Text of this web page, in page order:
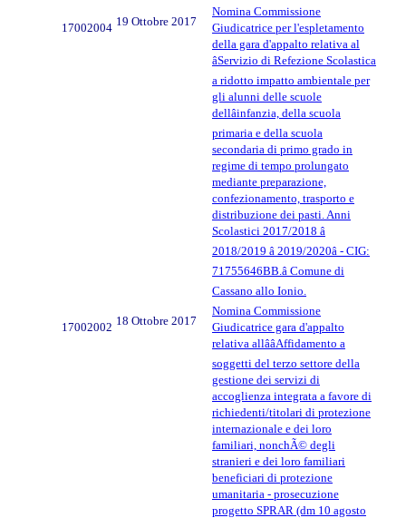
17002004 19 Ottobre 2017
Nomina Commissione
Giudicatrice per l'espletamento
della gara d'appalto relativa al
âServizio di Refezione Scolastica
a ridotto impatto ambientale per
gli alunni delle scuole
dellâinfanzia, della scuola
primaria e della scuola
secondaria di primo grado in
regime di tempo prolungato
mediante preparazione,
confezionamento, trasporto e
distribuzione dei pasti. Anni
Scolastici 2017/2018 â
2018/2019 â 2019/2020â - CIG:
71755646BB.â Comune di
Cassano allo Ionio.
17002002 18 Ottobre 2017
Nomina Commissione
Giudicatrice gara d'appalto
relativa allââAffidamento a
soggetti del terzo settore della
gestione dei servizi di
accoglienza integrata a favore di
richiedenti/titolari di protezione
internazionale e dei loro
familiari, nonchÃ© degli
stranieri e dei loro familiari
beneficiari di protezione
umanitaria - prosecuzione
progetto SPRAR (dm 10 agosto